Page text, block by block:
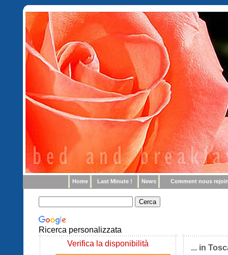
Home Last Minute ! News Comment nous
Ricerca personalizzata
Verifica la disponibilità
... in